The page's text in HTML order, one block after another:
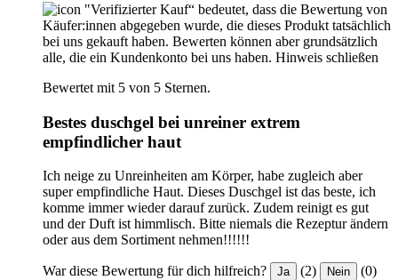
"Verifizierter Kauf“ bedeutet, dass die Bewertung von
Käufer:innen abgegeben wurde, die dieses Produkt tatsächlich
bei uns gekauft haben. Bewerten können aber grundsätzlich
alle, die ein Kundenkonto bei uns haben. Hinweis schließen
Bewertet mit 5 von 5 Sternen.
Bestes duschgel bei unreiner extrem
empfindlicher haut
Ich neige zu Unreinheiten am Körper, habe zugleich aber
super empfindliche Haut. Dieses Duschgel ist das beste, ich
komme immer wieder darauf zurück. Zudem reinigt es gut
und der Duft ist himmlisch. Bitte niemals die Rezeptur ändern
oder aus dem Sortiment nehmen!!!!!!
War diese Bewertung für dich hilfreich? Ja (2) Nein (0)